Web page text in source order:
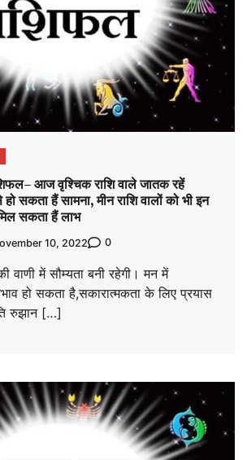
आज वृश्चिक राशि वाले जातक रहें
सकता हैं सामना, मीन राशि वालों को भी इन
सकता हैं लाभ
10, 2022 0
में सौम्यता बनी रहेगी। मन में
हो सकता है,सकारात्मकता के लिए प्रयास
रुझान […]